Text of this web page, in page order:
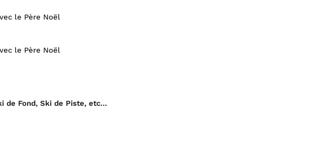
le Père Noël
le Père Noël
de Fond, Ski de Piste, etc…